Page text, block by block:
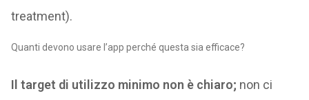
treatment).
Quanti devono usare l’app perché questa sia efficace?
Il target di utilizzo minimo non è chiaro; non ci